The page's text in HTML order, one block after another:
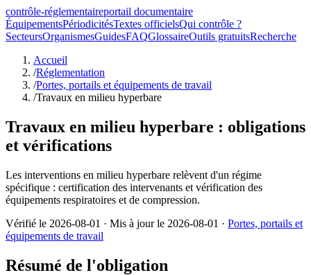
contrôle-réglementaireportail documentaire
ÉquipementsPériodicitésTextes officielsQui contrôle ?
SecteursOrganismesGuidesFAQGlossaireOutils gratuitsRecherche
Accueil
/Réglementation
/Portes, portails et équipements de travail
/Travaux en milieu hyperbare
Travaux en milieu hyperbare : obligations
et vérifications
Les interventions en milieu hyperbare relèvent d'un régime
spécifique : certification des intervenants et vérification des
équipements respiratoires et de compression.
Vérifié le 2026-08-01 · Mis à jour le 2026-08-01 · Portes, portails et
équipements de travail
Résumé de l'obligation